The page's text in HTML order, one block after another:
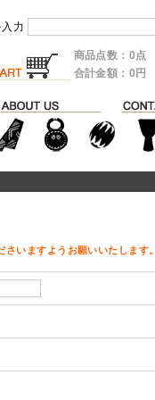
力
商品点数：0点
合計金額：0円
いますようお願いいたします。